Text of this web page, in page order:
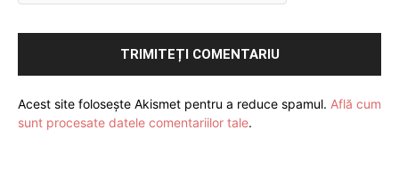
Acest site folosește Akismet pentru a reduce spamul. Află cum
sunt procesate datele comentariilor tale.